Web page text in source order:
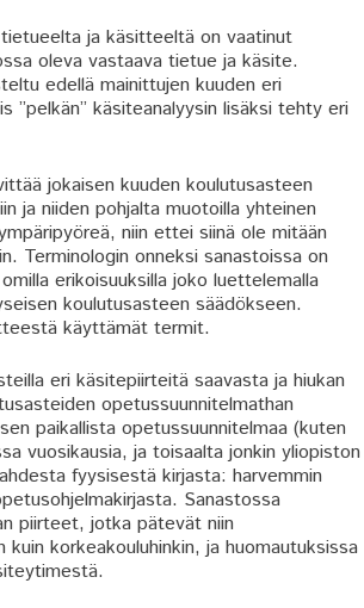
ja käsitteeltä on vaatinut
oleva vastaava tietue ja käsite.
edellä mainittujen kuuden eri
”pelkän” käsiteanalyysin lisäksi tehty eri
jokaisen kuuden koulutusasteen
ja niiden pohjalta muotoilla yhteinen
niin ettei siinä ole mitään
Terminologin onneksi sanastoissa on
erikoisuuksilla joko luettelemalla
koulutusasteen säädökseen.
käyttämät termit.
eri käsitepiirteitä saavasta ja hiukan
opetussuunnitelmathan
paikallista opetussuunnitelmaa (kuten
vuosikausia, ja toisaalta jonkin yliopiston
fyysisestä kirjasta: harvemmin
Sanastossa
piirteet, jotka pätevät niin
korkeakouluhinkin, ja huomautuksissa